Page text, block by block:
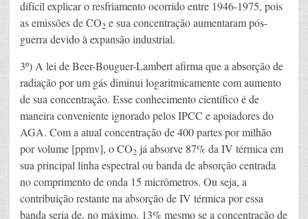
difícil explicar o resfriamento ocorrido entre 1946-1975, pois
as emissões de CO2 e sua concentração aumentaram pós-
guerra devido à expansão industrial.
3º) A lei de Beer-Bouguer-Lambert afirma que a absorção de
radiação por um gás diminui logaritmicamente com aumento
de sua concentração. Esse conhecimento científico é de
maneira conveniente ignorado pelos IPCC e apoiadores do
AGA. Com a atual concentração de 400 partes por milhão
por volume [ppmv], o CO2 já absorve 87% da IV térmica em
sua principal linha espectral ou banda de absorção centrada
no comprimento de onda 15 micrômetros. Ou seja, a
contribuição restante na absorção de IV térmica por essa
banda seria de, no máximo, 13% mesmo se a concentração de